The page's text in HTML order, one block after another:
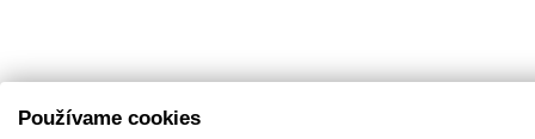
Používame cookies